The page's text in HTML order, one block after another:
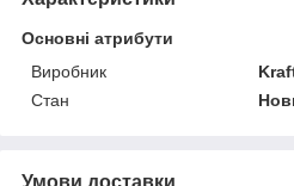
Основні атрибути
Виробник
Стан
Умови доставки